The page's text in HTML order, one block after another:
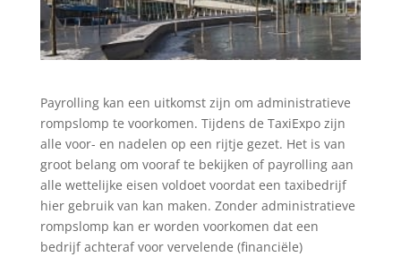
Payrolling kan een uitkomst zijn om administratieve
rompslomp te voorkomen. Tijdens de TaxiExpo zijn
alle voor- en nadelen op een rijtje gezet. Het is van
groot belang om vooraf te bekijken of payrolling aan
alle wettelijke eisen voldoet voordat een taxibedrijf
hier gebruik van kan maken. Zonder administratieve
rompslomp kan er worden voorkomen dat een
bedrijf achteraf voor vervelende (financiële)